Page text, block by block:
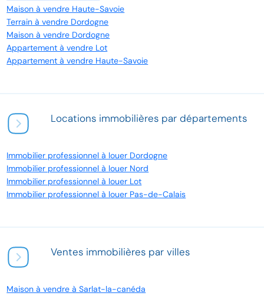
Maison à vendre Haute-Savoie
Terrain à vendre Dordogne
Maison à vendre Dordogne
Appartement à vendre Lot
Appartement à vendre Haute-Savoie
Locations immobilières par départements
Immobilier professionnel à louer Dordogne
Immobilier professionnel à louer Nord
Immobilier professionnel à louer Lot
Immobilier professionnel à louer Pas-de-Calais
Ventes immobilières par villes
Maison à vendre à Sarlat-la-canéda